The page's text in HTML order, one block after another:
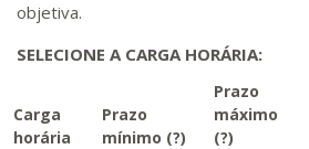
objetiva.
SELECIONE A CARGA HORÁRIA:
Carga
horária
Prazo
mínimo (?)
Prazo
máximo
(?)